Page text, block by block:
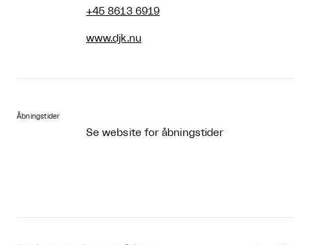
+45 8613 6919
www.djk.nu
Åbningstider
Se website for åbningstider